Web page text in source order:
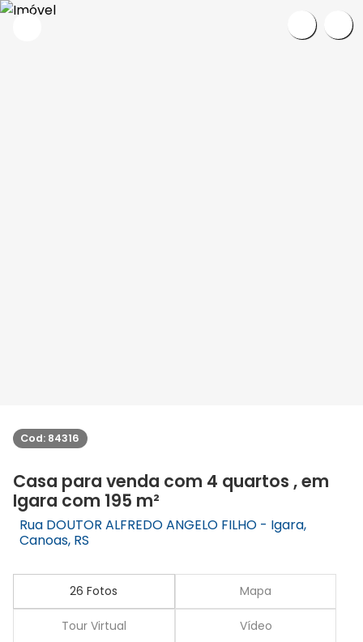
Cod: 84316
Casa para venda com 4 quartos , em
Igara com 195 m²
Rua DOUTOR ALFREDO ANGELO FILHO - Igara,
Canoas, RS
26 Fotos Mapa
Tour Virtual Vídeo